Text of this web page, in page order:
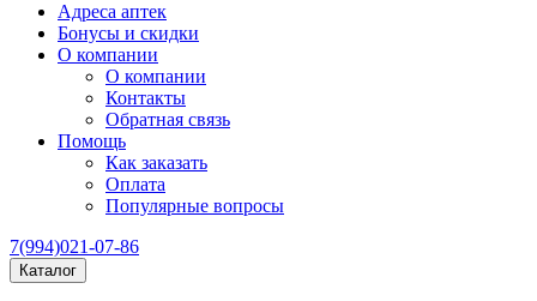
Адреса аптек
Бонусы и скидки
О компании
О компании
Контакты
Обратная связь
Помощь
Как заказать
Оплата
Популярные вопросы
7(994)021-07-86
Каталог